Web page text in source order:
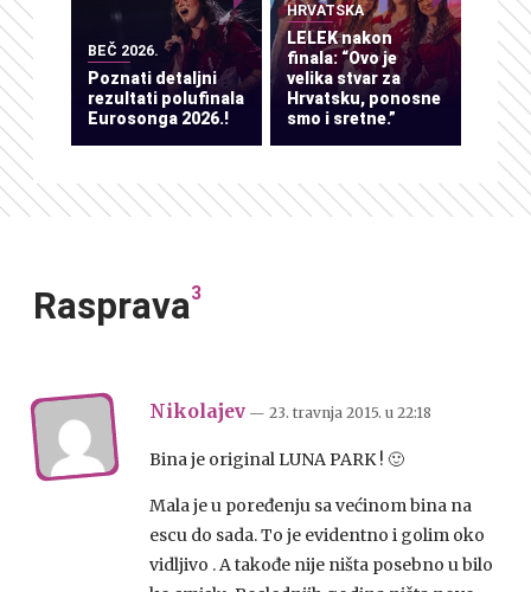
BEČ 2026.
Poznati detaljni
rezultati polufinala
Eurosonga 2026.!
HRVATSKA
LELEK nakon
finala: “Ovo je
velika stvar za
Hrvatsku, ponosne
smo i sretne.”
Rasprava3
Nikolajev — 23. travnja 2015. u 22:18
Bina je original LUNA PARK ! 🙂
Mala je u poređenju sa većinom bina na
escu do sada. To je evidentno i golim oko
vidljivo . A takođe nije ništa posebno u bilo